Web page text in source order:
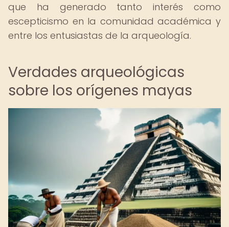
que ha generado tanto interés como
escepticismo en la comunidad académica y
entre los entusiastas de la arqueología.
Verdades arqueológicas
sobre los orígenes mayas